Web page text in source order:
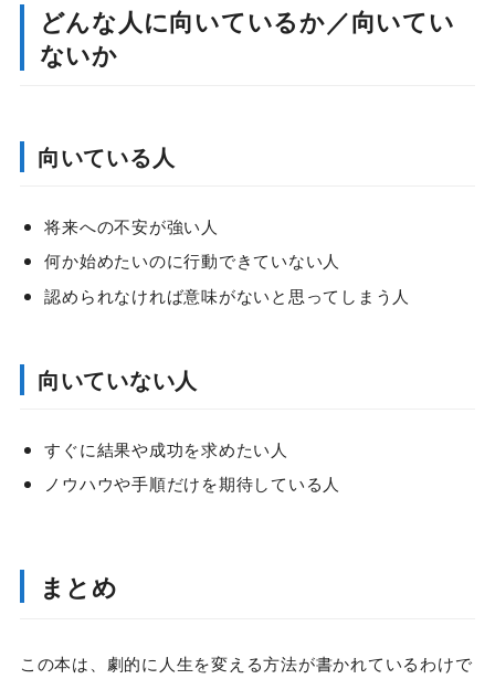
どんな人に向いているか／向いてい
ないか
向いている人
将来への不安が強い人
何か始めたいのに行動できていない人
認められなければ意味がないと思ってしまう人
向いていない人
すぐに結果や成功を求めたい人
ノウハウや手順だけを期待している人
まとめ
この本は、劇的に人生を変える方法が書かれているわけで